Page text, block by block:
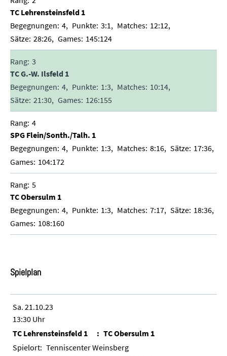
TC Lehrensteinsfeld 1
4
3:1
12:12
28:26
145:124
3
TC G.-W. Ilsfeld 1
4
1:3
10:14
21:30
126:155
4
SPG Flein/Sonth./Talh. 1
4
1:3 8:16
17:36
104:172
5
TC Obersulm 1
4
1:3 7:17
18:36
108:160
Spielplan
Sa. 21.10.23
13:30 Uhr
TC Lehrensteinsfeld 1
TC Obersulm 1
Tenniscenter Weinsberg